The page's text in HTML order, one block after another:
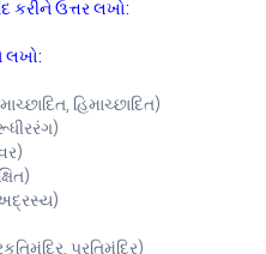
કરીને ઉત્તર લખો:
લખો:
હિમાચ્છાદિત)
પ્રતિમંદિર)